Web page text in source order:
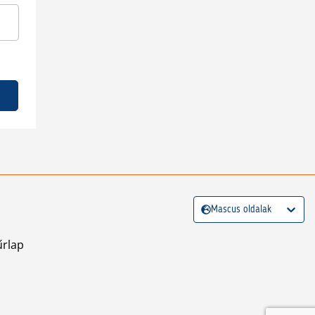
Mascus oldalak